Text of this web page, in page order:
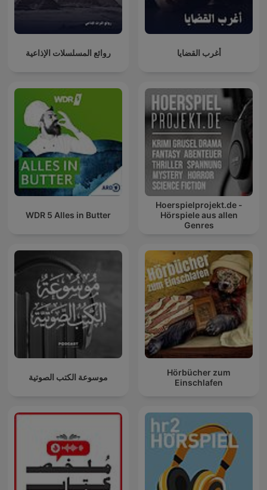
روائع المسلسلات الإذاعية أغرب القضايا
WDR 5 Alles in Butter
Hoerspielprojekt.de -
Hörspiele aus allen
Genres
موسوعة الكتب الصوتية
Hörbücher zum
Einschlafen